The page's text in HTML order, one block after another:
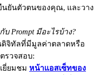
USDT
นยันตัวตนของคุณ, และวาง
Prompt มีอะไรบ้าง?
ดิจิทัลที่มีมูลค่าตลาดหรือ
รวจสอบ:
ยี่ยมชม หน้าแอสเซ็ทของ